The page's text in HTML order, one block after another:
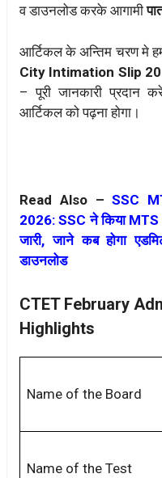
व डाउनलोड करके आगामी
आर्टिकल के अन्तिम चरण मे
City Intimation Slip
– पूरी जानकारी प्रदान
आर्टिकल को पढ़ना होगा।
Read Also – SSC
2026: SSC ने किया
जारी, जाने कब होगा
डाउनलोड
CTET February
Highlights
Name of the Board
Name of the Test